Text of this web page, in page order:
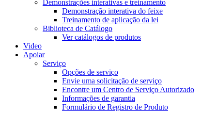
Demonstrações interativas e treinamento
Demonstração interativa do feixe
Treinamento de aplicação da lei
Biblioteca de Catálogo
Ver catálogos de produtos
Video
Apoiar
Serviço
Opções de serviço
Envie uma solicitação de serviço
Encontre um Centro de Serviço Autorizado
Informações de garantia
Formulário de Registro de Produto